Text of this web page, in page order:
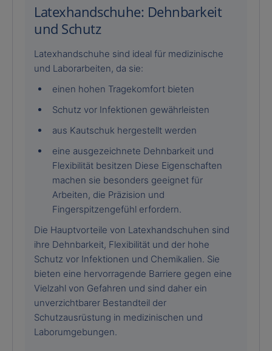
Latexhandschuhe: Dehnbarkeit
und Schutz
Latexhandschuhe sind ideal für medizinische
und Laborarbeiten, da sie:
einen hohen Tragekomfort bieten
Schutz vor Infektionen gewährleisten
aus Kautschuk hergestellt werden
eine ausgezeichnete Dehnbarkeit und
Flexibilität besitzen Diese Eigenschaften
machen sie besonders geeignet für
Arbeiten, die Präzision und
Fingerspitzengefühl erfordern.
Die Hauptvorteile von Latexhandschuhen sind
ihre Dehnbarkeit, Flexibilität und der hohe
Schutz vor Infektionen und Chemikalien. Sie
bieten eine hervorragende Barriere gegen eine
Vielzahl von Gefahren und sind daher ein
unverzichtbarer Bestandteil der
Schutzausrüstung in medizinischen und
Laborumgebungen.